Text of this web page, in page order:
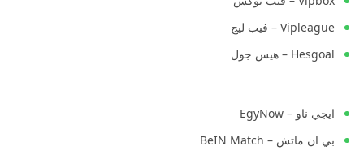
Vipleague – فيب ليج
Hesgoal – هيس جول
ايجي ناو – EgyNow
بي ان ماتش – BeIN Match